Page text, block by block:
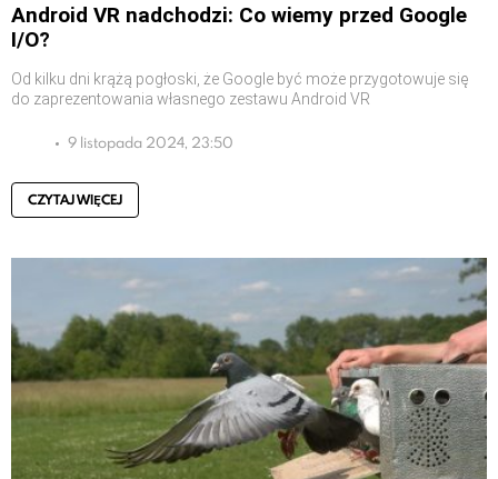
Android VR nadchodzi: Co wiemy przed Google
I/O?
Od kilku dni krążą pogłoski, że Google być może przygotowuje się
do zaprezentowania własnego zestawu Android VR
9 listopada 2024, 23:50
CZYTAJ WIĘCEJ